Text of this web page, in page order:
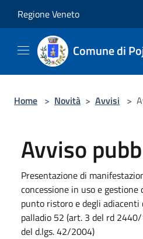
Regione Veneto
Comune di
Home > Novità > Avvisi >
Avviso
Presentazione di
concessione in uso e
punto ristoro e degli
palladio 52 (art. 3 del rd
del d.lgs. 42/2004)